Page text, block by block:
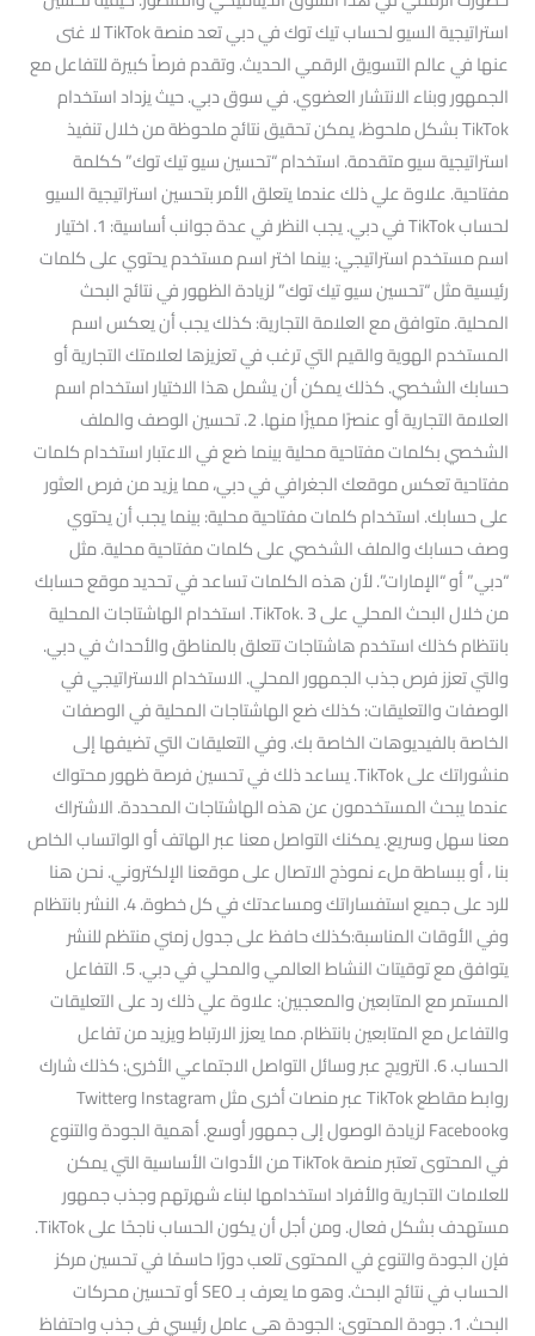
استراتيجية السيو لحساب تيك توك في دبي تعد منصة TikTok لا غنى
عنها في عالم التسويق الرقمي الحديث. وتقدم فرصاً كبيرة للتفاعل مع
الجمهور وبناء الانتشار العضوي. في سوق دبي. حيث يزداد استخدام
TikTok بشكل ملحوظ، يمكن تحقيق نتائج ملحوظة من خلال تنفيذ
استراتيجية سيو متقدمة. استخدام “تحسين سيو تيك توك” ككلمة
مفتاحية. علاوة علي ذلك عندما يتعلق الأمر بتحسين استراتيجية السيو
لحساب TikTok في دبي. يجب النظر في عدة جوانب أساسية: 1. اختيار
اسم مستخدم استراتيجي: بينما اختر اسم مستخدم يحتوي على كلمات
رئيسية مثل “تحسين سيو تيك توك” لزيادة الظهور في نتائج البحث
المحلية. متوافق مع العلامة التجارية: كذلك يجب أن يعكس اسم
المستخدم الهوية والقيم التي ترغب في تعزيزها لعلامتك التجارية أو
حسابك الشخصي. كذلك يمكن أن يشمل هذا الاختيار استخدام اسم
العلامة التجارية أو عنصرًا مميزًا منها. 2. تحسين الوصف والملف
الشخصي بكلمات مفتاحية محلية بينما ضع في الاعتبار استخدام كلمات
مفتاحية تعكس موقعك الجغرافي في دبي، مما يزيد من فرص العثور
على حسابك. استخدام كلمات مفتاحية محلية: بينما يجب أن يحتوي
وصف حسابك والملف الشخصي على كلمات مفتاحية محلية. مثل
“دبي” أو “الإمارات”. لأن هذه الكلمات تساعد في تحديد موقع حسابك
من خلال البحث المحلي على TikTok. 3. استخدام الهاشتاجات المحلية
بانتظام كذلك استخدم هاشتاجات تتعلق بالمناطق والأحداث في دبي.
والتي تعزز فرص جذب الجمهور المحلي. الاستخدام الاستراتيجي في
الوصفات والتعليقات: كذلك ضع الهاشتاجات المحلية في الوصفات
الخاصة بالفيديوهات الخاصة بك. وفي التعليقات التي تضيفها إلى
منشوراتك على TikTok. يساعد ذلك في تحسين فرصة ظهور محتواك
عندما يبحث المستخدمون عن هذه الهاشتاجات المحددة. الاشتراك
معنا سهل وسريع. يمكنك التواصل معنا عبر الهاتف أو الواتساب الخاص
بنا ، أو ببساطة ملء نموذج الاتصال على موقعنا الإلكتروني. نحن هنا
للرد على جميع استفساراتك ومساعدتك في كل خطوة. 4. النشر بانتظام
وفي الأوقات المناسبة:كذلك حافظ على جدول زمني منتظم للنشر
يتوافق مع توقيتات النشاط العالمي والمحلي في دبي. 5. التفاعل
المستمر مع المتابعين والمعجبين: علاوة علي ذلك رد على التعليقات
والتفاعل مع المتابعين بانتظام. مما يعزز الارتباط ويزيد من تفاعل
الحساب. 6. الترويج عبر وسائل التواصل الاجتماعي الأخرى: كذلك شارك
روابط مقاطع TikTok عبر منصات أخرى مثل Instagram وTwitter
وFacebook لزيادة الوصول إلى جمهور أوسع. أهمية الجودة والتنوع
في المحتوى تعتبر منصة TikTok من الأدوات الأساسية التي يمكن
للعلامات التجارية والأفراد استخدامها لبناء شهرتهم وجذب جمهور
مستهدف بشكل فعال. ومن أجل أن يكون الحساب ناجحًا على TikTok.
فإن الجودة والتنوع في المحتوى تلعب دورًا حاسمًا في تحسين مركز
الحساب في نتائج البحث. وهو ما يعرف بـ SEO أو تحسين محركات
البحث. 1. جودة المحتوى: الجودة هي عامل رئيسي في جذب واحتفاظ